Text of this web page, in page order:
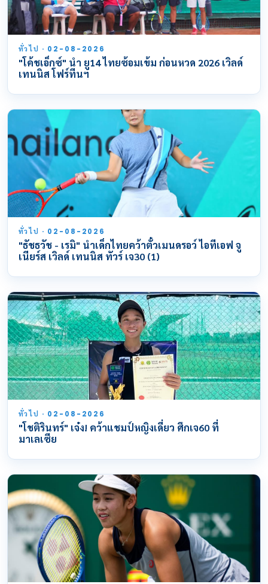
ทั่วไป · 02-08-2026
"โค้ชเอ็กซ์" นำ ยู14 ไทยซ้อมเข้ม ก่อนหวด 2026 เวิลด์
เทนนิส โฟร์ทีนฯ
ทั่วไป · 02-08-2026
"ธัชธวัช - เรมิ" นำเด็กไทยคว้าตั๋วเมนดรอว์ ไอทีเอฟ จู
เนียร์ส เวิลด์ เทนนิส ทัวร์ เจ30 (1)
ทั่วไป · 02-08-2026
"โชติรินทร์" เจ๋ง! คว้าแชมป์หญิงเดี่ยว ศึกเจ60 ที่
มาเลเซีย